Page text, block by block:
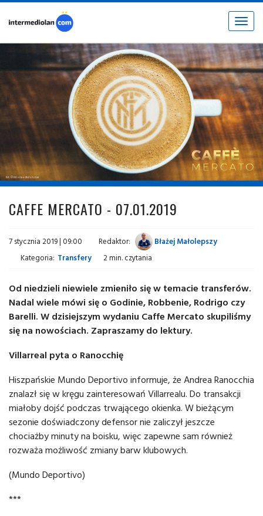
Toggle
fot. © intermediolan.com
CAFFE MERCATO - 07.01.2019
7 stycznia 2019 | 09:00 Redaktor:
Błażej Małolepszy
Kategoria: Transfery 2 min. czytania
Od niedzieli niewiele zmieniło się w temacie transferów.
Nadal wiele mówi się o Godinie, Robbenie, Rodrigo czy
Barelli. W dzisiejszym wydaniu Caffe Mercato skupiliśmy
się na nowościach. Zapraszamy do lektury.
Villarreal pyta o Ranocchię
Hiszpańskie Mundo Deportivo informuje, że Andrea Ranocchia
znalazł się w kręgu zainteresowań Villarrealu. Do transakcji
miałoby dojść podczas trwającego okienka. W bieżącym
sezonie doświadczony defensor nie zaliczył jeszcze
chociażby minuty na boisku, więc zapewne sam również
rozważa możliwość zmiany barw klubowych.
(Mundo Deportivo)
***